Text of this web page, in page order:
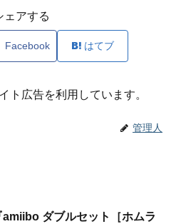
ェアする
Facebook はてブ
ト広告を利用しています。
管理人
amiibo ダブルセット［ホムラ